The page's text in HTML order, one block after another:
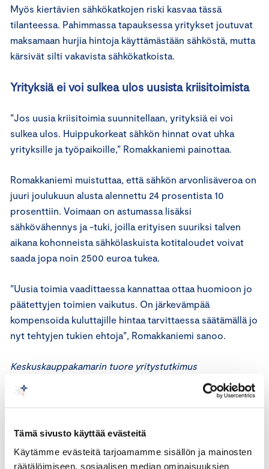
Tämä sivusto käyttää evästeitä
Käytämme evästeitä tarjoamamme sisällön ja mainosten
räätälöimiseen, sosiaalisen median ominaisuuksien
Myös kiertävien sähkökatkojen riski kasvaa tässä
tilanteessa. Pahimmassa tapauksessa yritykset joutuvat
maksamaan hurjia hintoja käyttämästään sähköstä, mutta
kärsivät silti vakavista sähkökatkoista.
Yrityksiä ei voi sulkea ulos uusista kriisitoimista
”Jos uusia kriisitoimia suunnitellaan, yrityksiä ei voi
sulkea ulos. Huippukorkeat sähkön hinnat ovat uhka
yrityksille ja työpaikoille,” Romakkaniemi painottaa.
Romakkaniemi muistuttaa, että sähkön arvonlisäveroa on
juuri joulukuun alusta alennettu 24 prosentista 10
prosenttiin. Voimaan on astumassa lisäksi
sähkövähennys ja -tuki, joilla erityisen suuriksi talven
aikana kohonneista sähkölaskuista kotitaloudet voivat
saada jopa noin 2500 euroa tukea.
”Uusia toimia vaadittaessa kannattaa ottaa huomioon jo
päätettyjen toimien vaikutus. On järkevämpää
kompensoida kuluttajille hintaa tarvittaessa säätämällä jo
nyt tehtyjen tukien ehtoja”, Romakkaniemi sanoo.
Keskuskauppakamarin tuore yritystutkimus
sähkökatkojen vaikutuksista ja varautumisesta julkaistaan
torstaiaamuna klo 7.00. Siihen vastasi 1603 yritystä